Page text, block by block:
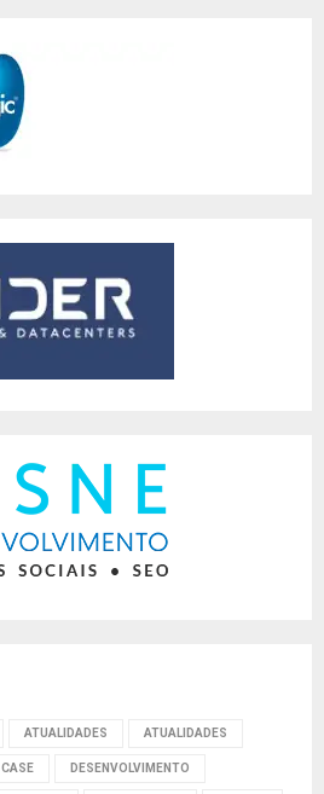
ATUALIDADES ATUALIDADES
CASE DESENVOLVIMENTO